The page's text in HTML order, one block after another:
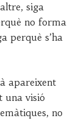
siga
no forma
perquè s’ha
apareixent
una visió
no